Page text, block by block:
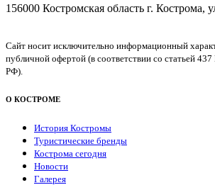
156000 Костромская область г. Кострома,
Сайт носит исключительно информационный
публичной офертой (в соответствии со статьей 437
РФ).
О КОСТРОМЕ
История Костромы
Туристические бренды
Кострома сегодня
Новости
Галерея